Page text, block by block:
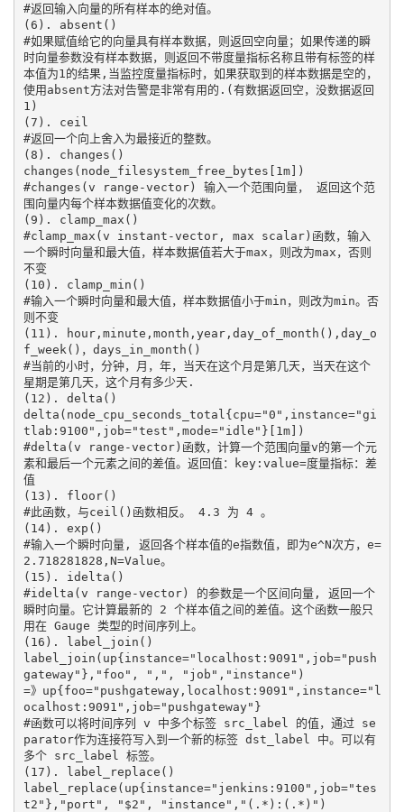
#返回输入向量的所有样本的绝对值。
(6). absent()
#如果赋值给它的向量具有样本数据，则返回空向量；如果传递的瞬
时向量参数没有样本数据，则返回不带度量指标名称且带有标签的样
本值为1的结果,当监控度量指标时，如果获取到的样本数据是空的，
使用absent方法对告警是非常有用的.(有数据返回空，没数据返回
1)
(7). ceil
#返回一个向上舍入为最接近的整数。
(8). changes()
changes(node_filesystem_free_bytes[1m])
#changes(v range-vector) 输入一个范围向量， 返回这个范
围向量内每个样本数据值变化的次数。
(9). clamp_max()
#clamp_max(v instant-vector, max scalar)函数，输入
一个瞬时向量和最大值，样本数据值若大于max，则改为max，否则
不变
(10). clamp_min()
#输入一个瞬时向量和最大值，样本数据值小于min，则改为min。否
则不变
(11). hour,minute,month,year,day_of_month(),day_o
f_week()，days_in_month()
#当前的小时，分钟，月，年，当天在这个月是第几天，当天在这个
星期是第几天，这个月有多少天.
(12). delta()
delta(node_cpu_seconds_total{cpu="0",instance="gi
tlab:9100",job="test",mode="idle"}[1m])
#delta(v range-vector)函数，计算一个范围向量v的第一个元
素和最后一个元素之间的差值。返回值：key:value=度量指标：差
值
(13). floor()
#此函数，与ceil()函数相反。 4.3 为 4 。
(14). exp()
#输入一个瞬时向量, 返回各个样本值的e指数值，即为e^N次方，e=
2.718281828,N=Value。
(15). idelta()
#idelta(v range-vector) 的参数是一个区间向量, 返回一个
瞬时向量。它计算最新的 2 个样本值之间的差值。这个函数一般只
用在 Gauge 类型的时间序列上。
(16). label_join()
label_join(up{instance="localhost:9091",job="push
gateway"},"foo", ",", "job","instance")
=》up{foo="pushgateway,localhost:9091",instance="l
ocalhost:9091",job="pushgateway"}
#函数可以将时间序列 v 中多个标签 src_label 的值，通过 se
parator作为连接符写入到一个新的标签 dst_label 中。可以有
多个 src_label 标签。
(17). label_replace()
label_replace(up{instance="jenkins:9100",job="tes
t2"},"port", "$2", "instance","(.*):(.*)")